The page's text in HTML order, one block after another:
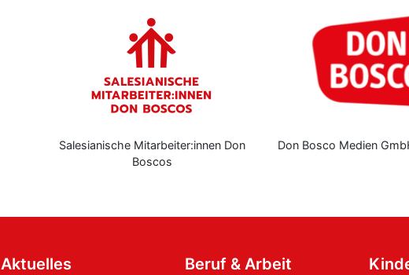
Salesianische Mitarbeiter:innen Don
Boscos
Don Bosco Medien
Aktuelles Beruf & Arbeit